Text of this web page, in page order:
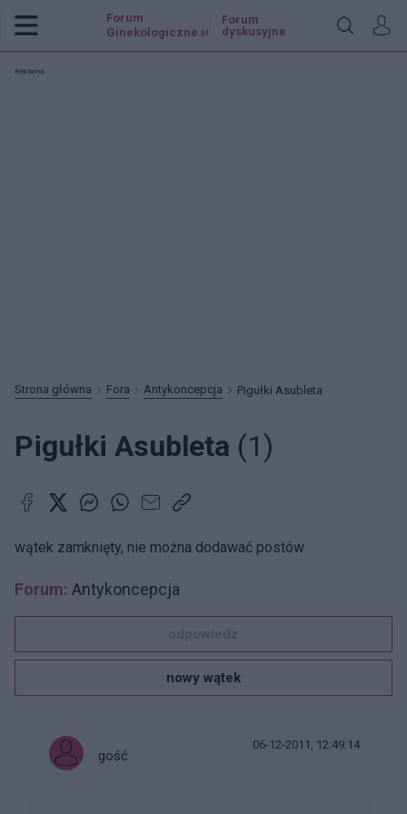
Forum
Ginekologiczne .pl
Forum
dyskusyjne
Reklama:
Strona główna Fora Antykoncepcja Pigułki Asubleta
Pigułki Asubleta (1)
wątek zamknięty, nie można dodawać postów
Forum: Antykoncepcja
nowy wątek
gość
06-12-2011, 12:49:14